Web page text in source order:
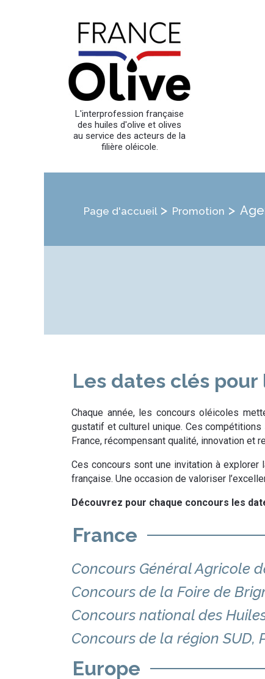
L'interprofession française
des huiles d'olive et olives
au service des acteurs de la
filière oléicole.
Page d'accueil > Promotion >
Les dates clés
Chaque année, les concours oléicoles
gustatif et culturel unique. Ces compétitions
France, récompensantqualité, innovation et
Ces concours sont une invitation à explorer
française. Une occasion de valoriser
Découvrez pour chaque concours les
France
Concours Général Agricole
Concours de la Foire de
Concours national des
Concours de la région SUD,
Europe